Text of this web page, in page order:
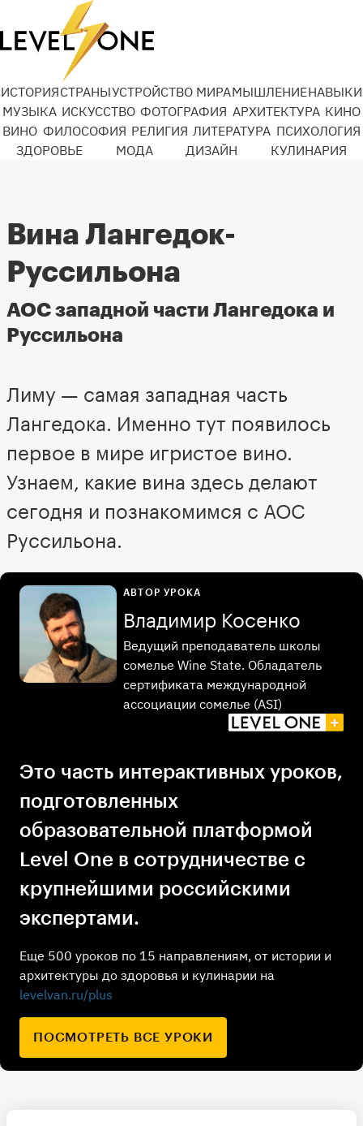
ИСТОРИЯСТРАНЫУСТРОЙСТВО МИРАМЫШЛЕНИЕНАВЫКИ
МУЗЫКА ИСКУССТВО ФОТОГРАФИЯ АРХИТЕКТУРА КИНО
ВИНО ФИЛОСОФИЯ РЕЛИГИЯ ЛИТЕРАТУРА ПСИХОЛОГИЯ
ЗДОРОВЬЕ
МОДА ДИЗАЙН КУЛИНАРИЯ
Вина Лангедок-
Руссильона
АОС западной части Лангедока и
Руссильона
Лиму — самая западная часть
Лангедока. Именно тут появилось
первое в мире игристое вино.
Узнаем, какие вина здесь делают
сегодня и познакомимся с АОС
Руссильона.
Это часть интерактивных уроков,
подготовленных
образовательной платформой
Level One в сотрудничестве с
крупнейшими российскими
экспертами.
Еще 500 уроков по 15 направлениям, от истории и
архитектуры до здоровья и кулинарии на
levelvan.ru/plus
ПОСМОТРЕТЬ ВСЕ УРОКИ
АВТОР УРОКА
Владимир Косенко
Ведущий преподаватель школы
сомелье Wine State. Обладатель
сертификата международной
ассоциации сомелье (ASI)